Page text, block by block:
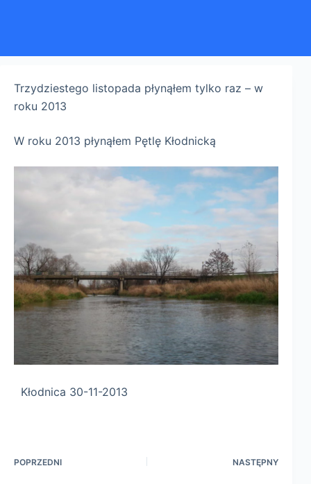
Trzydziestego listopada płynąłem tylko raz – w
roku 2013
W roku 2013 płynąłem Pętlę Kłodnicką
Kłodnica 30-11-2013
POPRZEDNI NASTĘPNY